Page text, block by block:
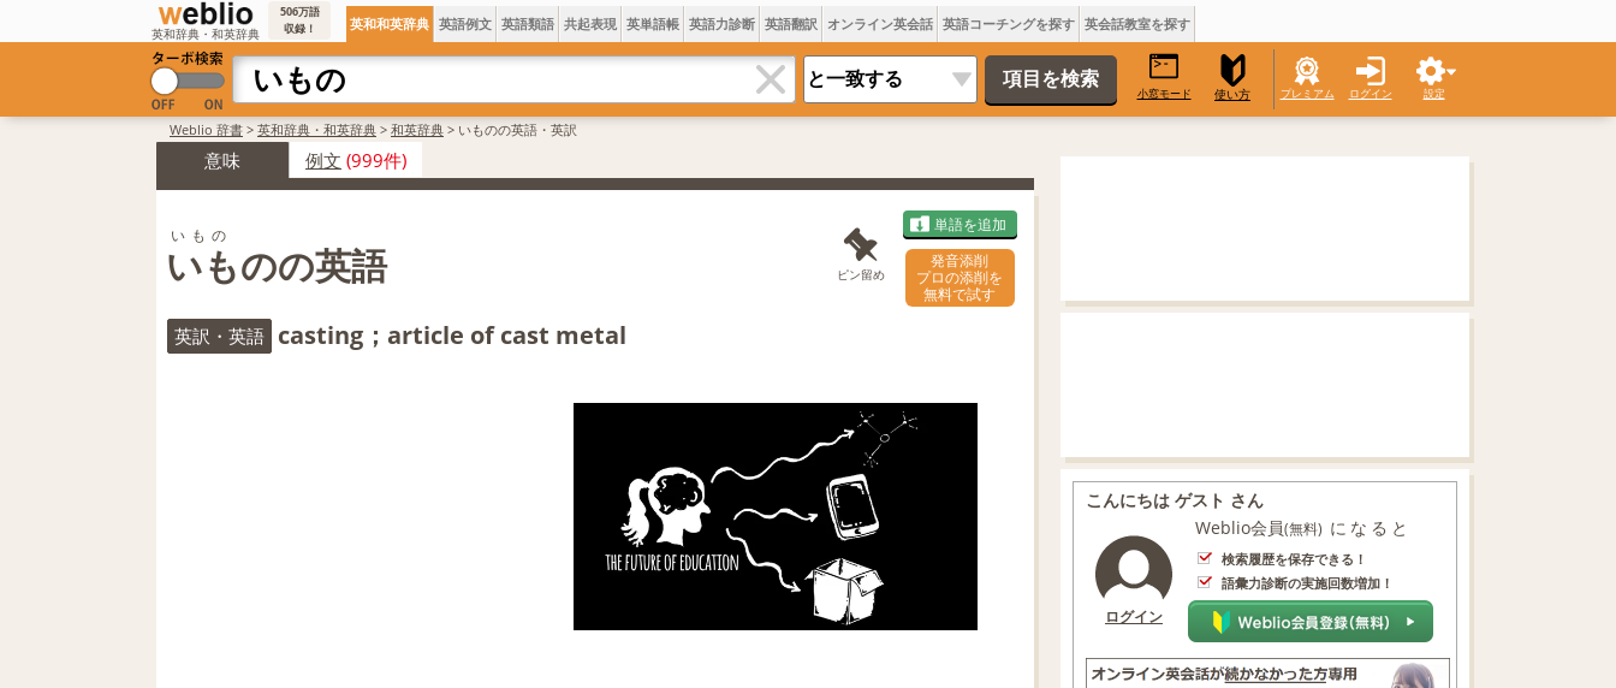
英和辞典・和英辞典
506万語
収録！
英和和英辞典 英語例文 英語類語 共起表現 英単語帳 英語力診断 英語翻訳 オンライン英会話 英語コーチングを探す 英会話教室を探す
小窓モード 使い方 プレミアム ログイン 設定
Weblio 辞書 > 英和辞典・和英辞典 > 和英辞典 > いものの英語・英訳
意味 例文 (999件)
いものの英語
いもの
ピン留め
単語を追加
発音添削
プロの添削を
無料で試す
英訳・英語 casting；article of cast metal
こんにちは ゲスト さん
ログイン
Weblio会員(無料) になると
検索履歴を保存できる！
語彙力診断の実施回数増加！